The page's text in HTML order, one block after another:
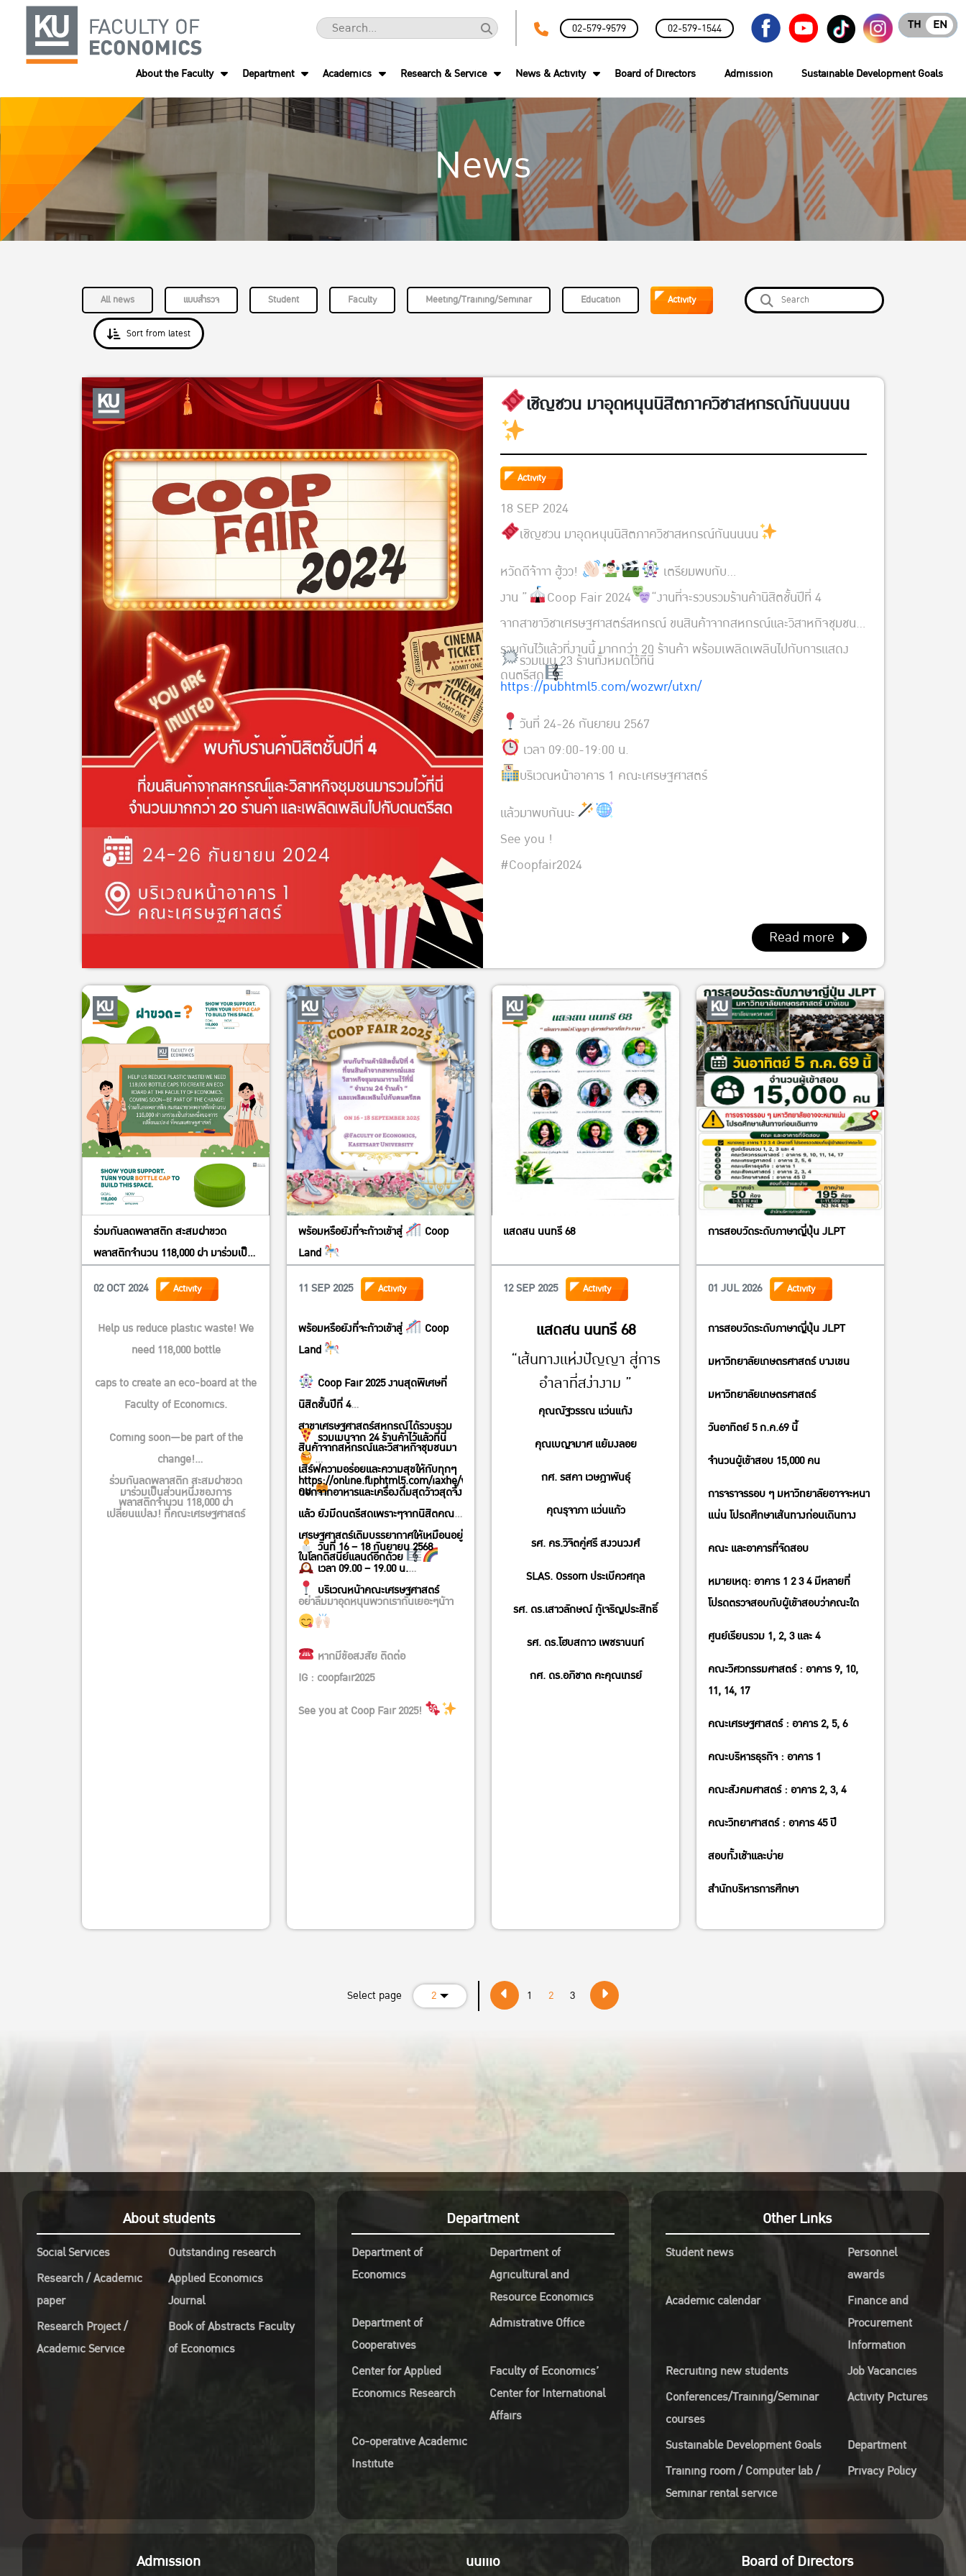
02-579-9579 02-579-1544 EN
TH
About the Faculty Department Academics Research & Service News & Activity Board of Directors Admission Sustainable Development Goals
News
All news แบบสำรวจ Student Faculty Meeting/Training/Seminar Education Activity
Sort from latest
เชิญชวน มาอุดหนุนนิสิตภาควิชาสหกรณ์กันนนนน
Activity
18 SEP 2024
เชิญชวน มาอุดหนุนนิสิตภาควิชาสหกรณ์กันนนนน
หวัดดีจ้าาา ฮู้วว!
เตรียมพบกับ…
งาน ”
Coop Fair 2024
“งานที่จะรวบรวมร้านค้านิสิตชั้นปีที่ 4
จากสาขาวิชาเศรษฐศาสตร์สหกรณ์ ขนสินค้าจากสหกรณ์และวิสาหกิจชุมชน
รวมกันไว้แล้วที่งานนี้ มากกว่า 20 ร้านค้า พร้อมเพลิดเพลินไปกับการแสดง
ดนตรีสด
รวมเมนู 23 ร้านทั้งหมดไว้ที่นี่
https://pubhtml5.com/wozwr/utxn/
วันที่ 24-26 กันยายน 2567
เวลา 09:00-19:00 น.
บริเวณหน้าอาคาร 1 คณะเศรษฐศาสตร์
แล้วมาพบกันนะ
See you !
#Coopfair2024
Read more
ร่วมกันลดพลาสติก สะสมฝาขวด
พลาสติกจำนวน 118,000 ฝา มาร่วมเป็น
ส่วนหนึ่งของการเปลี่ยนแปลง! ที่คณะ
เศรษฐศาสตร์
02 OCT 2024 Activity
Help us reduce plastic waste! We
need 118,000 bottle
caps to create an eco-board at the
Faculty of Economics.
Coming soon—be part of the
change!
ร่วมกันลดพลาสติก สะสมฝาขวด
พลาสติกจำนวน 118,000 ฝา
มาร่วมเป็นส่วนหนึ่งของการ
เปลี่ยนแปลง! ที่คณะเศรษฐศาสตร์
พร้อมหรือยังที่จะก้าวเข้าสู่
Coop
Land
11 SEP 2025
Activity
พร้อมหรือยังที่จะก้าวเข้าสู่
Coop
Land
Coop Fair 2025 งานสุดพิเศษที่
นิสิตชั้นปีที่ 4
สาขาเศรษฐศาสตร์สหกรณ์ได้รวบรวม
สินค้าจากสหกรณ์และวิสาหกิจชุมชนมา
เสิร์ฟความอร่อยและความสุขให้กับทุกๆ
คน
รวมเมนูจาก 24 ร้านค้าไว้แล้วที่นี่
https://online.fliphtml5.com/iaxhe/wrzr/
นอกจากอาหารและเครื่องดื่มสุดว้าวสุดจึ้ง
แล้ว ยังมีดนตรีสดเพราะๆจากนิสิตคณะ
เศรษฐศาสตร์เติมบรรยากาศให้เหมือนอยู่
ในโลกดิสนีย์แลนด์อีกด้วย
วันที่ 16 – 18 กันยายน 2568
เวลา 09.00 – 19.00 น.
บริเวณหน้าคณะเศรษฐศาสตร์
อย่าลืมมาอุดหนุนพวกเรากันเยอะๆน้าา
หากมีข้อสงสัย ติดต่อ
IG : coopfair2025
See you at Coop Fair 2025!
แสดสน นนทรี 68
12 SEP 2025 Activity
แสดสน นนทรี 68
“เส้นทางแห่งปัญญา สู่การ
อำลาที่สง่างาม ”
คุณณัฐวรรณ แว่นแก้ง
คุณเบญจมาศ แย้มงลอย
กศ. รสคา เวษฎาพันธุ์
คุณรุจาภา แว่นแก้ว
รศ. คร.วิจิตคู่ศรี สงวนวงศ์
SLAS. Ossorn ประเบีควศกุล
รศ. ดร.เสาวลักษณ์ กู้เจริญประสิทธิ์
รศ. ดร.โฮบสกาว เพชรานนท์
กศ. ดร.อภิชาต คะคุณเทรย์
การสอบวัดระดับภาษาญี่ปุ่น JLPT
01 JUL 2026 Activity
การสอบวัดระดับภาษาญี่ปุ่น JLPT
มหาวิทยาลัยเกษตรศาสตร์ บางเขน
มหาวิทยาลัยเกษตรศาสตร์
วันอาทิตย์ 5 ก.ค.69 นี้
จำนวนผู้เข้าสอบ 15,000 คน
การจราจรรอบ ๆ มหาวิทยาลัยอาจจะหนา
แน่น โปรดศึกษาเส้นทางก่อนเดินทาง
คณะ และอาคารที่จัดสอบ
หมายเหตุ: อาคาร 1 2 3 4 มีหลายที่
โปรดตรวจสอบกับผู้เข้าสอบว่าคณะใด
ศูนย์เรียนรวม 1, 2, 3 และ 4
คณะวิศวกรรมศาสตร์ : อาคาร 9, 10,
11, 14, 17
คณะเศรษฐศาสตร์ : อาคาร 2, 5, 6
คณะบริหารธุรกิจ : อาคาร 1
คณะสังคมศาสตร์ : อาคาร 2, 3, 4
คณะวิทยาศาสตร์ : อาคาร 45 ปี
สอบทั้งเช้าและบ่าย
สํานักบริหารการศึกษา
Select page 2 1 2 3
About students
Social Services
Outstanding research
Research / Academic
paper
Applied Economics
Journal
Research Project /
Academic Service
Book of Abstracts Faculty
of Economics
Department
Department of
Economics
Department of
Agricultural and
Resource Economics
Department of
Cooperatives
Admistrative Office
Center for Applied
Economics Research
Faculty of Economics’
Center for International
Affairs
Co-operative Academic
Institute
Other Links
Student news
Personnel
awards
Academic calendar
Finance and
Procurement
Information
Recruiting new students
Job Vacancies
Conferences/Training/Seminar
courses
Activity Pictures
Sustainable Development Goals
Department
Training room / Computer lab /
Seminar rental service
Privacy Policy
Admission uuiiio Board of Directors